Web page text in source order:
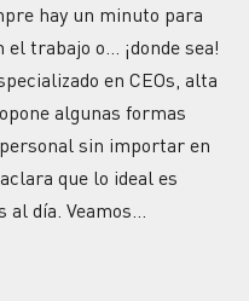
hay un minuto para
trabajo o… ¡donde sea!
en CEOs, alta
algunas formas
sin importar en
que lo ideal es
día. Veamos…